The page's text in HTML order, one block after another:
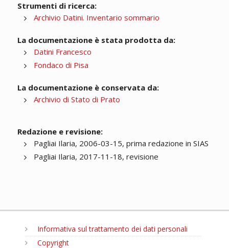
Strumenti di ricerca:
Archivio Datini. Inventario sommario
La documentazione è stata prodotta da:
Datini Francesco
Fondaco di Pisa
La documentazione è conservata da:
Archivio di Stato di Prato
Redazione e revisione:
Pagliai Ilaria, 2006-03-15, prima redazione in SIAS
Pagliai Ilaria, 2017-11-18, revisione
Informativa sul trattamento dei dati personali
Copyright